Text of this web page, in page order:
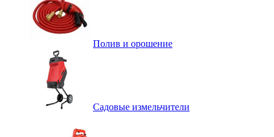
Полив и орошение
Садовые измельчители